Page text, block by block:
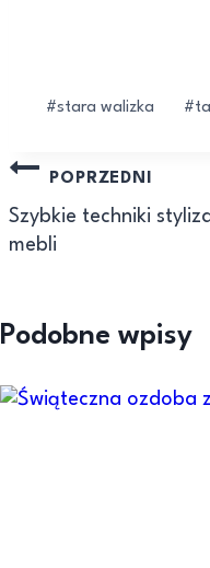
#stara walizka #
POPRZEDNI
Szybkie techniki
mebli
Podobne wpisy